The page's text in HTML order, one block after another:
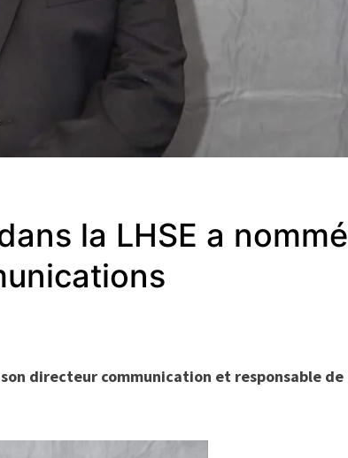
la LHSE a nommé
directeur communication et responsable de